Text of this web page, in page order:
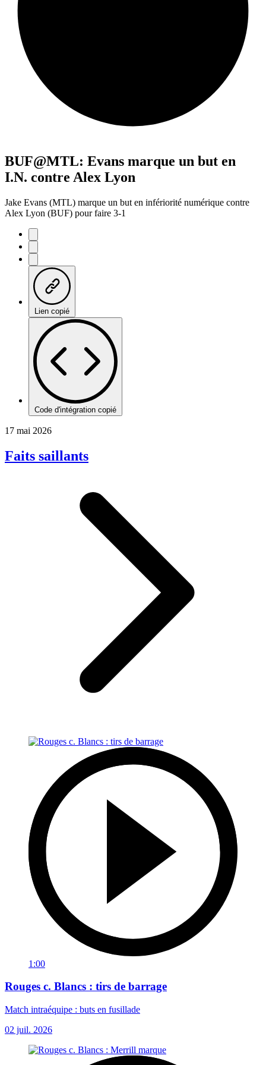
BUF@MTL: Evans marque un but en
I.N. contre Alex Lyon
Jake Evans (MTL) marque un but en infériorité numérique contre
Alex Lyon (BUF) pour faire 3-1
Lien copié
Code d'intégration copié
17 mai 2026
Faits saillants
1:00
Rouges c. Blancs : tirs de barrage
Match intraéquipe : buts en fusillade
02 juil. 2026